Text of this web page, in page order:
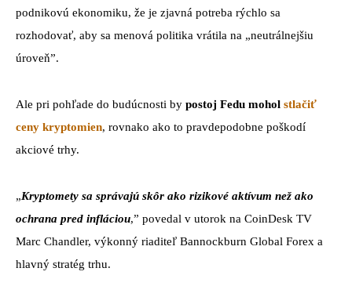
podnikovú ekonomiku, že je zjavná potreba rýchlo sa
rozhodovať, aby sa menová politika vrátila na „neutrálnejšiu
úroveň”.
Ale pri pohľade do budúcnosti by postoj Fedu mohol stlačiť
ceny kryptomien, rovnako ako to pravdepodobne poškodí
akciové trhy.
„Kryptomety sa správajú skôr ako rizikové aktívum než ako
ochrana pred infláciou,” povedal v utorok na CoinDesk TV
Marc Chandler, výkonný riaditeľ Bannockburn Global Forex a
hlavný stratég trhu.